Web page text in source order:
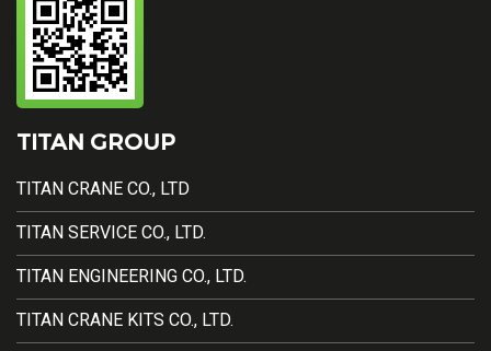
TITAN GROUP
TITAN CRANE CO., LTD
TITAN SERVICE CO., LTD.
TITAN ENGINEERING CO., LTD.
TITAN CRANE KITS CO., LTD.